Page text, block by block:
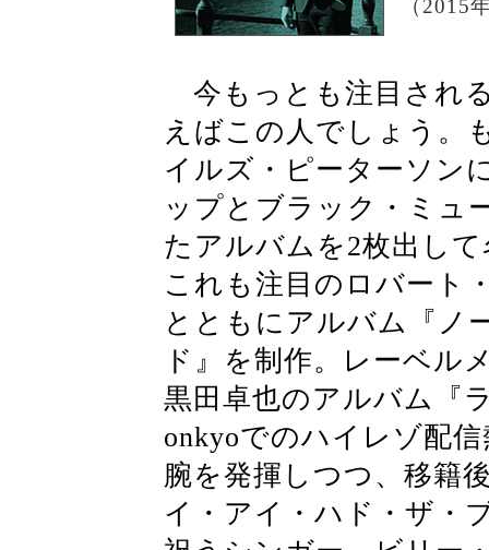
（2015
今もっとも注目され
えばこの人でしょう。
イルズ・ピーターソン
ップとブラック・ミュ
たアルバムを2枚出し
これも注目のロバート
とともにアルバム『ノ
ド』を制作。レーベル
黒田卓也のアルバム『
onkyoでのハイレゾ配
腕を発揮しつつ、移籍
イ・アイ・ハド・ザ・